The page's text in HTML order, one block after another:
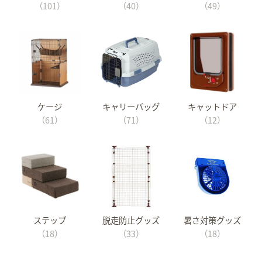
（101） （40） （49）
ケージ
（61）
キャリーバッグ
（71）
キャットドア
（12）
ステップ
（18）
脱走防止グッズ
（33）
暑さ対策グッズ
（18）